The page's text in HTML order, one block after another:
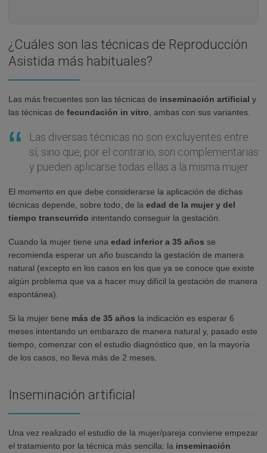
¿Cuáles son las técnicas de Reproducción
Asistida más habituales?
Las más frecuentes son las técnicas de inseminación artificial y
las técnicas de fecundación in vitro , ambas con sus variantes.
Las diversas técnicas no son excluyentes entre
sí, sino que, por el contrario, son complementarias
y pueden aplicarse todas ellas a la misma mujer.
El momento en que debe considerarse la aplicación de dichas
técnicas depende, sobre todo, de la edad de la mujer y del
tiempo transcurrido intentando conseguir la gestación.
Cuando la mujer tiene una edad inferior a 35 años se
recomienda esperar un año buscando la gestación de manera
natural (excepto en los casos en los que ya se conoce que existe
algún problema que va a hacer muy difícil la gestación de manera
espontánea).
Si la mujer tiene más de 35 años la indicación es esperar 6
meses intentando un embarazo de manera natural y, pasado este
tiempo, comenzar con el estudio diagnóstico que, en la mayoría
de los casos, no lleva más de 2 meses.
Inseminación artificial
Una vez realizado el estudio de la mujer/pareja conviene empezar
el tratamiento por la técnica más sencilla: la inseminación